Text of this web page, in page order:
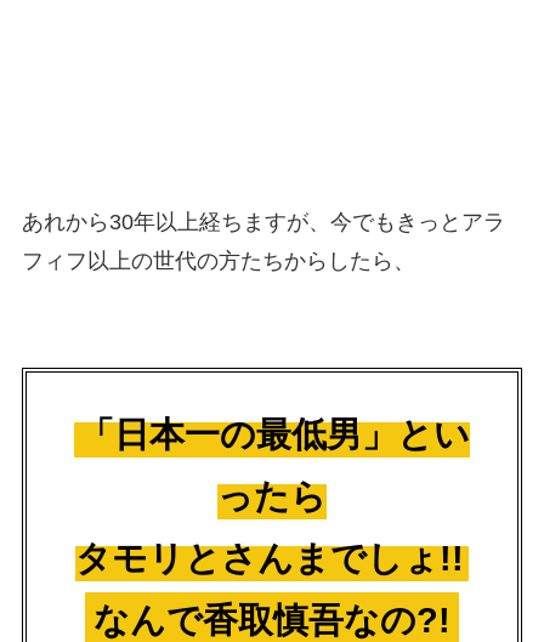
あれから30年以上経ちますが、今でもきっとアラ
フィフ以上の世代の方たちからしたら、
「日本一の最低男」とい
ったら
タモリとさんまでしょ!!
なんで香取慎吾なの?!